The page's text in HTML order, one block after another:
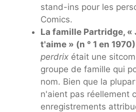
stand-ins pour les
Comics.
La famille Partridge, «
t'aime » (n ° 1 en
perdrix était une
groupe de famille qui
nom. Bien que la
n'aient pas réellement
enregistrements